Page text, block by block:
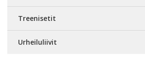
Treenisetit
Urheiluliivit